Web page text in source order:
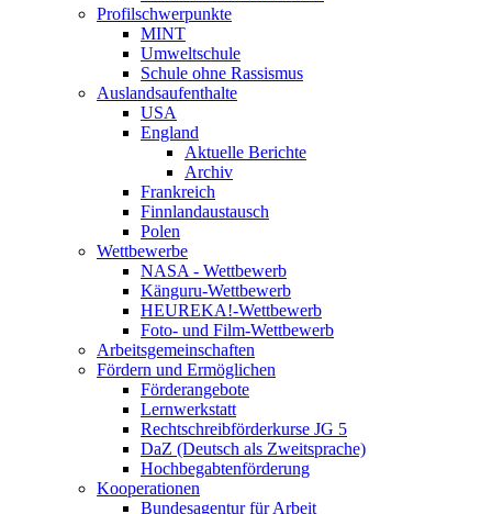
Profilschwerpunkte
MINT
Umweltschule
Schule ohne Rassismus
Auslandsaufenthalte
USA
England
Aktuelle Berichte
Archiv
Frankreich
Finnlandaustausch
Polen
Wettbewerbe
NASA - Wettbewerb
Känguru-Wettbewerb
HEUREKA!-Wettbewerb
Foto- und Film-Wettbewerb
Arbeitsgemeinschaften
Fördern und Ermöglichen
Förderangebote
Lernwerkstatt
Rechtschreibförderkurse JG 5
DaZ (Deutsch als Zweitsprache)
Hochbegabtenförderung
Kooperationen
Bundesagentur für Arbeit